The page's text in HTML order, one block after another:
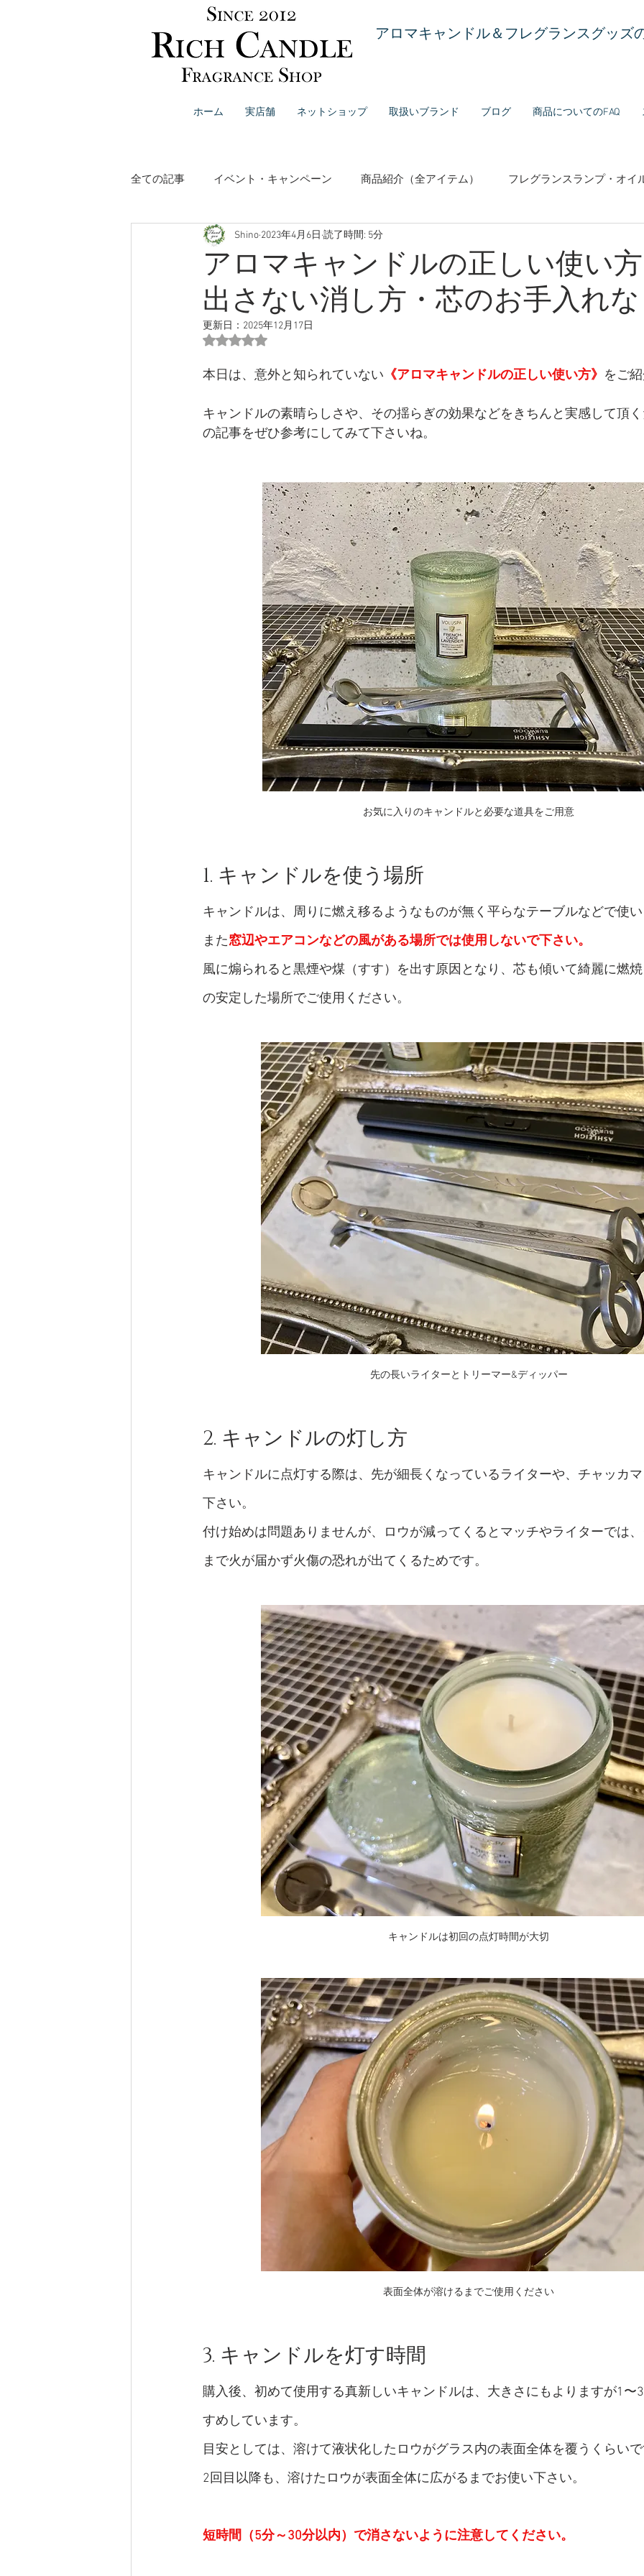
アロマキャンドル＆フレグランスグッズ
ホーム 実店舗 ネットショップ 取扱いブランド ブログ 商品についてのFAQ
全ての記事 イベント・キャンペーン 商品紹介（全アイテム） フレグランスランプ・オイ
リードディフューザー インセンス（お香）
ボディケア・ハンドケア ブランド紹介 お役立ち情報（使い方・メンテナンス等）
アロマキャンドルの正しい使い
出さない消し方・芯のお手入れ
Shino 2023年4月6日 読了時間: 5分
更新日： 2025年12月17日
5つ星のうちNaNと評価されています。
本日は、意外と知られていない 《アロマキャンドルの正しい使い方》 をご
キャンドルの素晴らしさや、その揺らぎの効果などをきちんと実感して頂
の記事をぜひ参考にしてみて下さいね。
お気に入りのキャンドルと必要な道具をご用意
1. キャンドルを使う場所
キャンドルは、周りに燃え移るようなものが無く平らなテーブルなどで使
また窓辺やエアコンなどの風がある場所では使用しないで下さい。
風に煽られると黒煙や煤（すす）を出す原因となり、芯も傾いて綺麗に燃
の安定した場所でご使用ください。
先の長いライターとトリーマー&ディッパー
2. キャンドルの灯し方
キャンドルに点灯する際は、先が細長くなっているライターや、チャッカ
下さい。
付け始めは問題ありませんが、ロウが減ってくるとマッチやライターでは
まで火が届かず火傷の恐れが出てくるためです。
キャンドルは初回の点灯時間が大切
表面全体が溶けるまでご使用ください
3. キャンドルを灯す時間
購入後、初めて使用する真新しいキャンドルは、大きさにもよりますが1〜
すめしています。
目安としては、溶けて液状化したロウがグラス内の表面全体を覆うくらい
2回目以降も、溶けたロウが表面全体に広がるまでお使い下さい。
短時間（5分～30分以内）で消さないように注意してください。